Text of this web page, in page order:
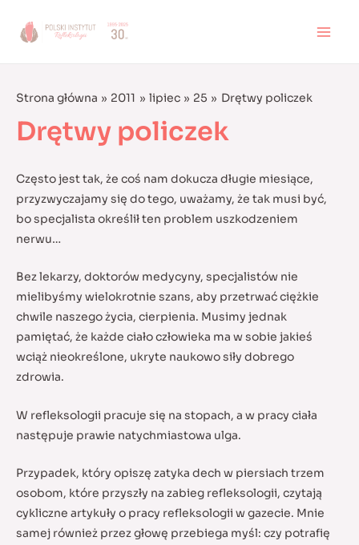
Strona główna 2011 lipiec 25 Drętwy policzek
Drętwy policzek
Często jest tak, że coś nam dokucza długie miesiące,
przyzwyczajamy się do tego, uważamy, że tak musi być,
bo specjalista określił ten problem uszkodzeniem
nerwu…
Bez lekarzy, doktorów medycyny, specjalistów nie
mielibyśmy wielokrotnie szans, aby przetrwać ciężkie
chwile naszego życia, cierpienia. Musimy jednak
pamiętać, że każde ciało człowieka ma w sobie jakieś
wciąż nieokreślone, ukryte naukowo siły dobrego
zdrowia.
W refleksologii pracuje się na stopach, a w pracy ciała
następuje prawie natychmiastowa ulga.
Przypadek, który opiszę zatyka dech w piersiach trzem
osobom, które przyszły na zabieg refleksologii, czytają
cykliczne artykuły o pracy refleksologii w gazecie. Mnie
samej również przez głowę przebiega myśl: czy potrafię